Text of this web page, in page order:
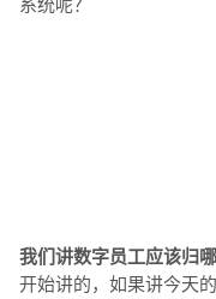
我们讲数字员工应该归
开始讲的，如果讲今天